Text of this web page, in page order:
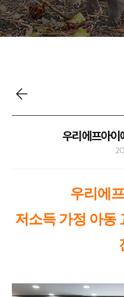
언론보도
우리에프아이
우리에
저소득 가정 아동